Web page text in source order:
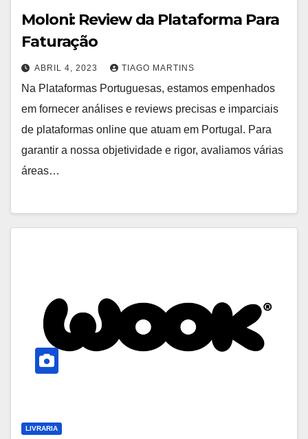
Moloni: Review da Plataforma Para
Faturação
ABRIL 4, 2023 TIAGO MARTINS
Na Plataformas Portuguesas, estamos empenhados
em fornecer análises e reviews precisas e imparciais
de plataformas online que atuam em Portugal. Para
garantir a nossa objetividade e rigor, avaliamos várias
áreas…
LIVRARIA